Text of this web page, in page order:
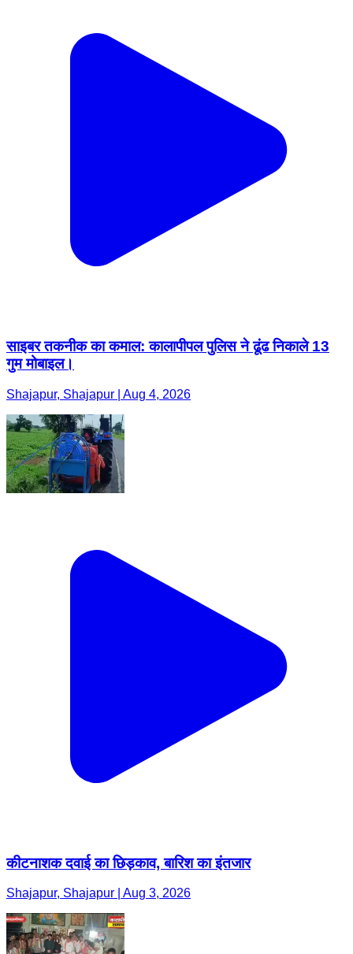
साइबर तकनीक का कमाल: कालापीपल पुलिस ने ढूंढ निकाले 13
गुम मोबाइल।
Shajapur, Shajapur | Aug 4, 2026
कीटनाशक दवाई का छिड़काव, बारिश का इंतजार
Shajapur, Shajapur | Aug 3, 2026